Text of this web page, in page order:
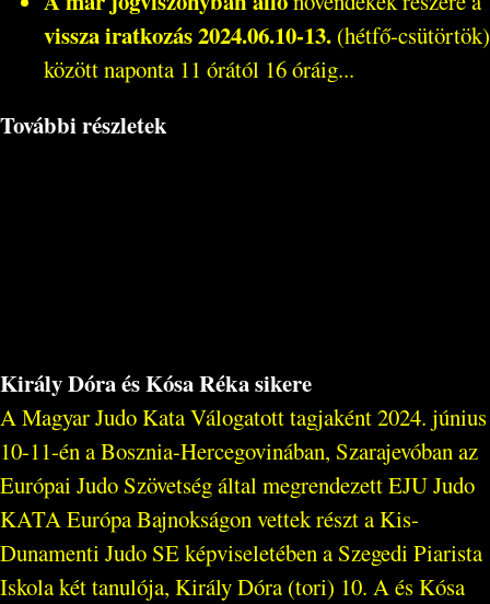
vissza iratkozás 2024.06.10-13. (hétfő-csütörtök)
között naponta 11 órától 16 óráig...
További részletek
Király Dóra és Kósa Réka sikere
A Magyar Judo Kata Válogatott tagjaként 2024. június
10-11-én a Bosznia-Hercegovinában, Szarajevóban az
Európai Judo Szövetség által megrendezett EJU Judo
KATA Európa Bajnokságon vettek részt a Kis-
Dunamenti Judo SE képviseletében a Szegedi Piarista
Iskola két tanulója, Király Dóra (tori) 10. A és Kósa